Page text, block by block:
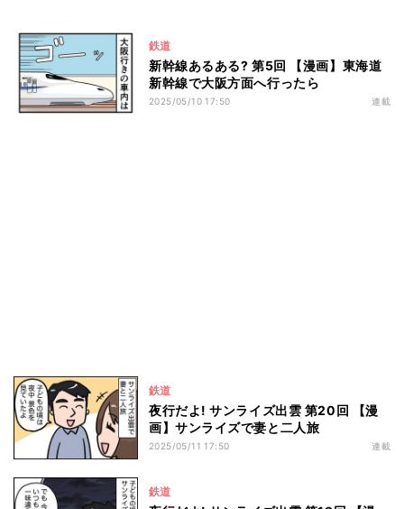
鉄道
新幹線あるある? 第5回 【漫画】東海道
新幹線で大阪方面へ行ったら
2025/05/10 17:50 連載
鉄道
夜行だよ! サンライズ出雲 第20回 【漫
画】サンライズで妻と二人旅
2025/05/11 17:50 連載
鉄道